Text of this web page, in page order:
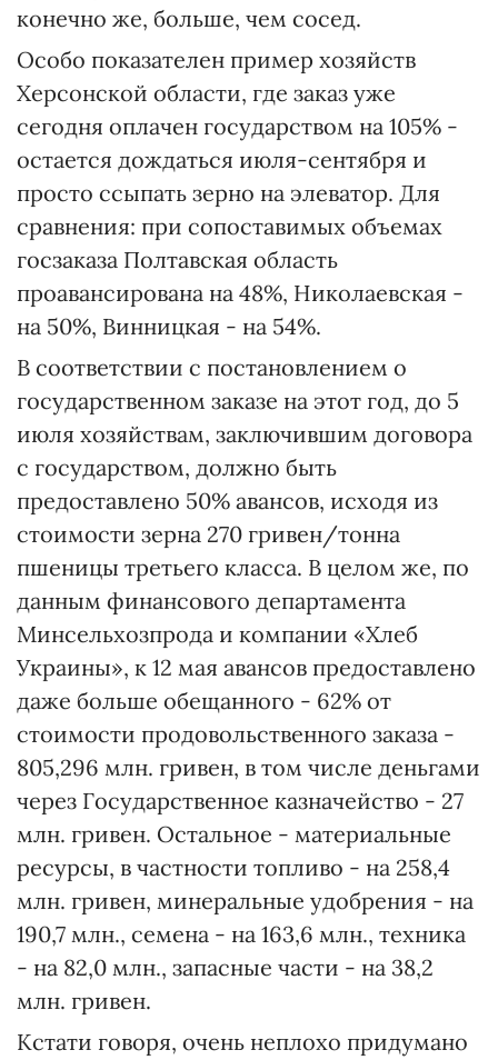
конечно же, больше, чем сосед.
Особо показателен пример хозяйств
Херсонской области, где заказ уже
сегодня оплачен государством на 105% -
остается дождаться июля-сентября и
просто ссыпать зерно на элеватор. Для
сравнения: при сопоставимых объемах
госзаказа Полтавская область
проавансирована на 48%, Николаевская -
на 50%, Винницкая - на 54%.
В соответствии с постановлением о
государственном заказе на этот год, до 5
июля хозяйствам, заключившим договора
с государством, должно быть
предоставлено 50% авансов, исходя из
стоимости зерна 270 гривен/тонна
пшеницы третьего класса. В целом же, по
данным финансового департамента
Минсельхозпрода и компании «Хлеб
Украины», к 12 мая авансов предоставлено
даже больше обещанного - 62% от
стоимости продовольственного заказа -
805,296 млн. гривен, в том числе деньгами
через Государственное казначейство - 27
млн. гривен. Остальное - материальные
ресурсы, в частности топливо - на 258,4
млн. гривен, минеральные удобрения - на
190,7 млн., семена - на 163,6 млн., техника
- на 82,0 млн., запасные части - на 38,2
млн. гривен.
Кстати говоря, очень неплохо придумано